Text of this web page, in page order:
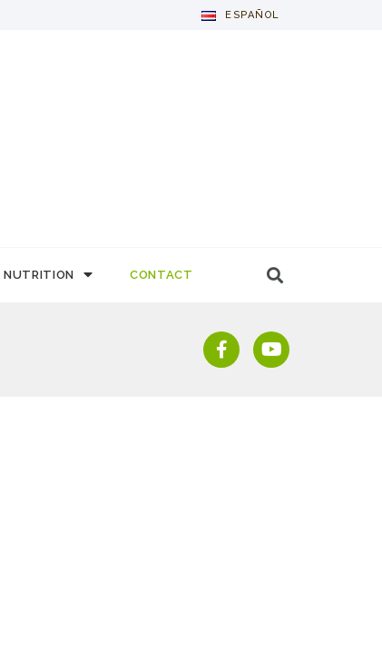
ESPAÑOL
NUTRITION CONTACT